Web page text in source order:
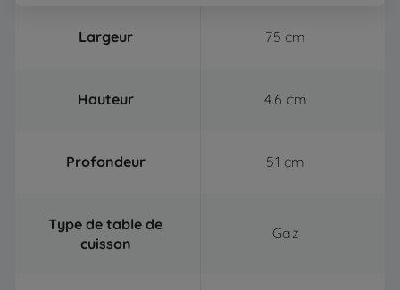
Largeur 75 cm
Hauteur 4.6 cm
Profondeur 51 cm
Type de table de
cuisson
Gaz